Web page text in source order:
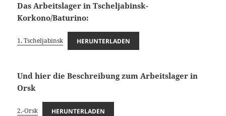
Das Arbeitslager in Tscheljabinsk-
Korkono/Baturino:
1. Tscheljabinsk HERUNTERLADEN
Und hier die Beschreibung zum Arbeitslager in
Orsk
2.-Orsk HERUNTERLADEN